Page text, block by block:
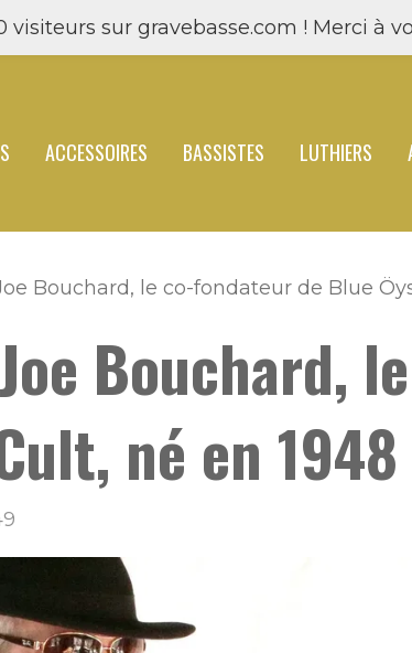
visiteurs sur gravebasse.com ! Merci à
ACCESSOIRES BASSISTES LUTHIERS
Bouchard, le co-fondateur de Blue
Bouchard,
né en 1948